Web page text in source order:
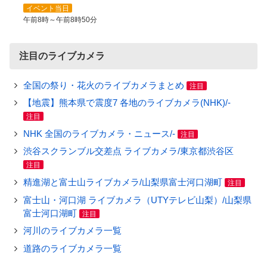
イベント当日
午前8時～午前8時50分
注目のライブカメラ
全国の祭り・花火のライブカメラまとめ 注目
【地震】熊本県で震度7 各地のライブカメラ(NHK)/-
注目
NHK 全国のライブカメラ・ニュース/- 注目
渋谷スクランブル交差点 ライブカメラ/東京都渋谷区
注目
精進湖と富士山ライブカメラ/山梨県富士河口湖町 注目
富士山・河口湖 ライブカメラ（UTYテレビ山梨）/山梨県
富士河口湖町
注目
河川のライブカメラ一覧
道路のライブカメラ一覧